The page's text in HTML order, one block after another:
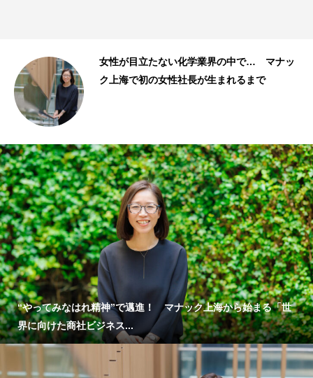
女性が目立たない化学業界の中で… マナッ
ク上海で初の女性社長が生まれるまで
“やってみなはれ精神”で邁進！ マナック上海から始まる「世
界に向けた商社ビジネス...